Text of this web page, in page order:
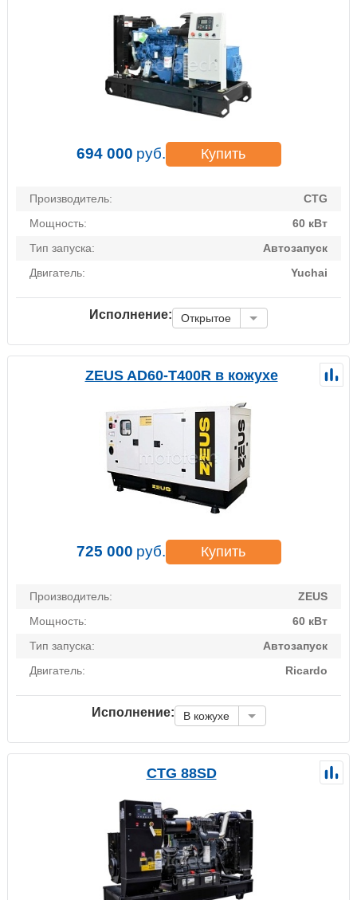
694 000 руб. Купить
Производитель:
CTG
Мощность:
60 кВт
Тип запуска:
Автозапуск
Двигатель:
Yuchai
Исполнение: Открытое
ZEUS AD60-T400R в кожухе
725 000 руб. Купить
Производитель:
ZEUS
Мощность:
60 кВт
Тип запуска:
Автозапуск
Двигатель:
Ricardo
Исполнение: В кожухе
CTG 88SD